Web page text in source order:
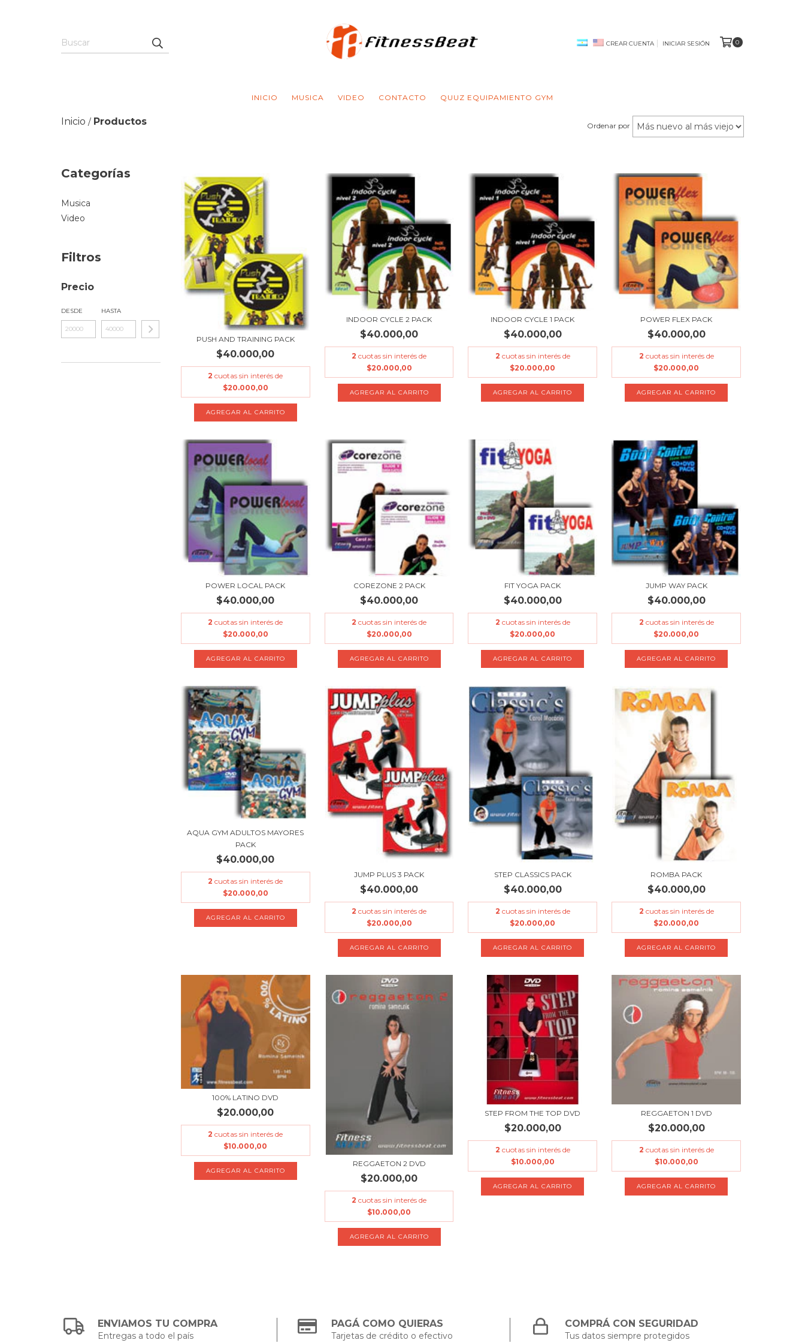
CREAR CUENTA INICIAR SESIÓN 0
INICIO MUSICA VIDEO CONTACTO QUUZ EQUIPAMIENTO GYM
Inicio / Productos Ordenar por
Categorías
Musica
Video
Filtros
Precio
DESDE HASTA
PUSH AND TRAINING PACK
$40.000,00
2 cuotas sin interés de
$20.000,00
INDOOR CYCLE 2 PACK
$40.000,00
2 cuotas sin interés de
$20.000,00
INDOOR CYCLE 1 PACK
$40.000,00
2 cuotas sin interés de
$20.000,00
POWER FLEX PACK
$40.000,00
2 cuotas sin interés de
$20.000,00
POWER LOCAL PACK
$40.000,00
2 cuotas sin interés de
$20.000,00
COREZONE 2 PACK
$40.000,00
2 cuotas sin interés de
$20.000,00
FIT YOGA PACK
$40.000,00
2 cuotas sin interés de
$20.000,00
JUMP WAY PACK
$40.000,00
2 cuotas sin interés de
$20.000,00
AQUA GYM ADULTOS MAYORES
PACK
$40.000,00
2 cuotas sin interés de
$20.000,00
JUMP PLUS 3 PACK
$40.000,00
2 cuotas sin interés de
$20.000,00
STEP CLASSICS PACK
$40.000,00
2 cuotas sin interés de
$20.000,00
ROMBA PACK
$40.000,00
2 cuotas sin interés de
$20.000,00
100% LATINO DVD
$20.000,00
2 cuotas sin interés de
$10.000,00
REGGAETON 2 DVD
$20.000,00
2 cuotas sin interés de
$10.000,00
STEP FROM THE TOP DVD
$20.000,00
2 cuotas sin interés de
$10.000,00
REGGAETON 1 DVD
$20.000,00
2 cuotas sin interés de
$10.000,00
ENVIAMOS TU COMPRA
Entregas a todo el país
PAGÁ COMO QUIERAS
Tarjetas de crédito o efectivo
COMPRÁ CON SEGURIDAD
Tus datos siempre protegidos